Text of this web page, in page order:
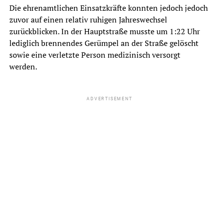
Die ehrenamtlichen Einsatzkräfte konnten jedoch jedoch
zuvor auf einen relativ ruhigen Jahreswechsel
zurückblicken. In der Hauptstraße musste um 1:22 Uhr
lediglich brennendes Gerümpel an der Straße gelöscht
sowie eine verletzte Person medizinisch versorgt
werden.
ADVERTISEMENT